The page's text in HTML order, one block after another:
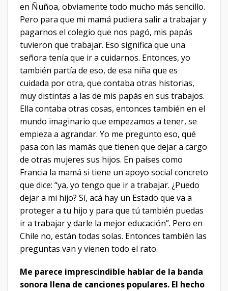
en Ñuñoa, obviamente todo mucho más sencillo.
Pero para que mi mamá pudiera salir a trabajar y
pagarnos el colegio que nos pagó, mis papás
tuvieron que trabajar. Eso significa que una
señora tenía que ir a cuidarnos. Entonces, yo
también partía de eso, de esa niña que es
cuidada por otra, que contaba otras historias,
muy distintas a las de mis papás en sus trabajos.
Ella contaba otras cosas, entonces también en el
mundo imaginario que empezamos a tener, se
empieza a agrandar. Yo me pregunto eso, qué
pasa con las mamás que tienen que dejar a cargo
de otras mujeres sus hijos. En países como
Francia la mamá si tiene un apoyo social concreto
que dice: “ya, yo tengo que ir a trabajar. ¿Puedo
dejar a mi hijo? Sí, acá hay un Estado que va a
proteger a tu hijo y para que tú también puedas
ir a trabajar y darle la mejor educación”. Pero en
Chile no, están todas solas. Entonces también las
preguntas van y vienen todo el rato.
Me parece imprescindible hablar de la banda
sonora llena de canciones populares. El hecho